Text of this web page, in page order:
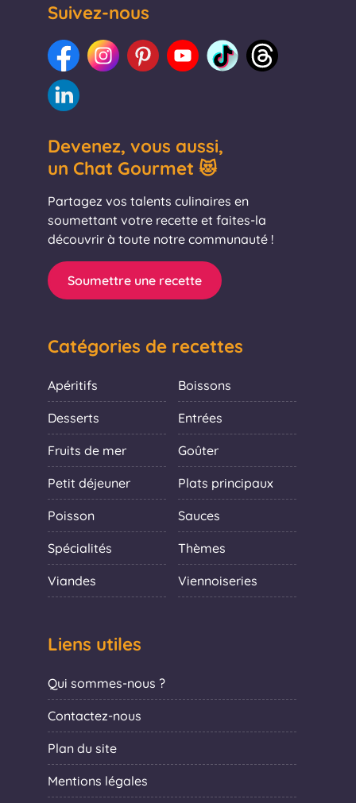
Suivez-nous
Devenez, vous aussi,
un Chat Gourmet 😻
Partagez vos talents culinaires en
soumettant votre recette et faites-la
découvrir à toute notre communauté !
Soumettre une recette
Catégories de recettes
Apéritifs Boissons
Desserts Entrées
Fruits de mer Goûter
Petit déjeuner Plats principaux
Poisson Sauces
Spécialités Thèmes
Viandes Viennoiseries
Liens utiles
Qui sommes-nous ?
Contactez-nous
Plan du site
Mentions légales